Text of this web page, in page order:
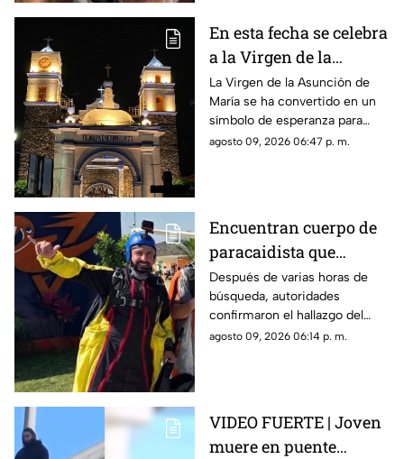
En esta fecha se celebra
a la Virgen de la
Asunción de María en
Morelos
La Virgen de la Asunción de
María se ha convertido en un
símbolo de esperanza para
miles de creyentes.
agosto 09, 2026 06:47 p. m.
Encuentran cuerpo de
paracaidista que
desapareció durante
actividad en Puente de
Ixtla
Después de varias horas de
búsqueda, autoridades
confirmaron el hallazgo del
deportista en la zona sur de
agosto 09, 2026 06:14 p. m.
VIDEO FUERTE | Joven
muere en puente